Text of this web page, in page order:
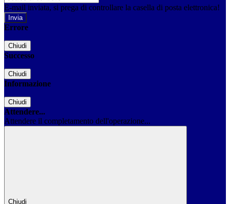
E-mail inviata, si prega di controllare la casella di posta elettronica!
Errore
Chiudi
Successo
Chiudi
Informazione
Chiudi
Attendere...
Attendere il completamento dell'operazione...
Chiudi